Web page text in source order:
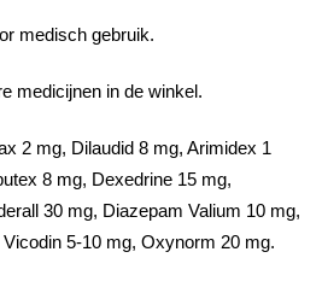
medisch gebruik.
medicijnen in de winkel.
2 mg, Dilaudid 8 mg, Arimidex 1
8 mg, Dexedrine 15 mg,
30 mg, Diazepam Valium 10 mg,
5-10 mg, Oxynorm 20 mg.